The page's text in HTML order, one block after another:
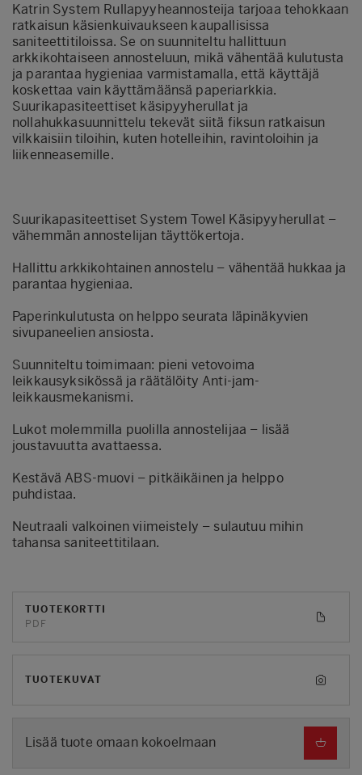
Katrin System Rullapyyheannosteija tarjoaa tehokkaan
ratkaisun käsienkuivaukseen kaupallisissa
saniteettitiloissa. Se on suunniteltu hallittuun
arkkikohtaiseen annosteluun, mikä vähentää kulutusta
ja parantaa hygieniaa varmistamalla, että käyttäjä
koskettaa vain käyttämäänsä paperiarkkia.
Suurikapasiteettiset käsipyyherullat ja
nollahukkasuunnittelu tekevät siitä fiksun ratkaisun
vilkkaisiin tiloihin, kuten hotelleihin, ravintoloihin ja
liikenneasemille.
Suurikapasiteettiset System Towel Käsipyyherullat –
vähemmän annostelijan täyttökertoja.
Hallittu arkkikohtainen annostelu – vähentää hukkaa ja
parantaa hygieniaa.
Paperinkulutusta on helppo seurata läpinäkyvien
sivupaneelien ansiosta.
Suunniteltu toimimaan: pieni vetovoima
leikkausyksikössä ja räätälöity Anti-jam-
leikkausmekanismi.
Lukot molemmilla puolilla annostelijaa – lisää
joustavuutta avattaessa.
Kestävä ABS-muovi – pitkäikäinen ja helppo
puhdistaa.
Neutraali valkoinen viimeistely – sulautuu mihin
tahansa saniteettitilaan.
TUOTEKORTTI
PDF
TUOTEKUVAT
Lisää tuote omaan kokoelmaan